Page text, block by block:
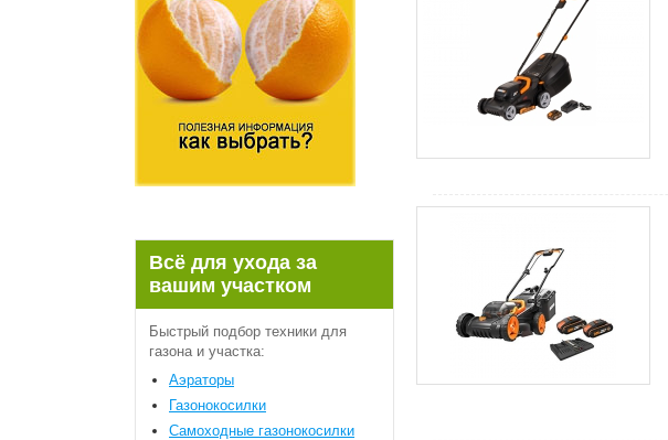
Всё для ухода за
вашим участком
Быстрый подбор техники для
газона и участка:
Аэраторы
Газонокосилки
Самоходные газонокосилки